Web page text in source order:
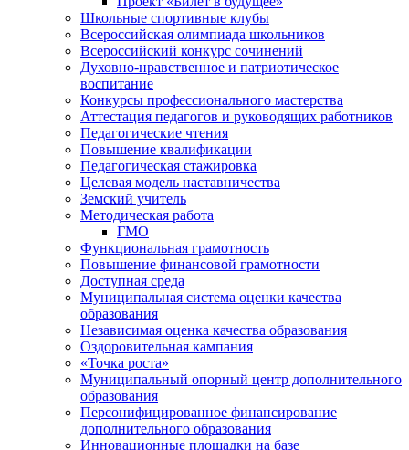
Школьные спортивные клубы
Всероссийская олимпиада школьников
Всероссийский конкурс сочинений
Духовно-нравственное и патриотическое
воспитание
Конкурсы профессионального мастерства
Аттестация педагогов и руководящих работников
Педагогические чтения
Повышение квалификации
Педагогическая стажировка
Целевая модель наставничества
Земский учитель
Методическая работа
ГМО
Функциональная грамотность
Повышение финансовой грамотности
Доступная среда
Муниципальная система оценки качества
образования
Независимая оценка качества образования
Оздоровительная кампания
«Точка роста»
Муниципальный опорный центр дополнительного
образования
Персонифицированное финансирование
дополнительного образования
Инновационные площадки на базе